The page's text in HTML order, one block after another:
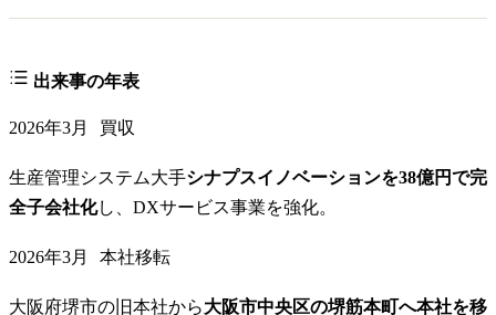
出来事の年表
2026年3月 買収
生産管理システム大手シナプスイノベーションを38億円で完
全子会社化し、DXサービス事業を強化。
2026年3月 本社移転
大阪府堺市の旧本社から大阪市中央区の堺筋本町へ本社を移